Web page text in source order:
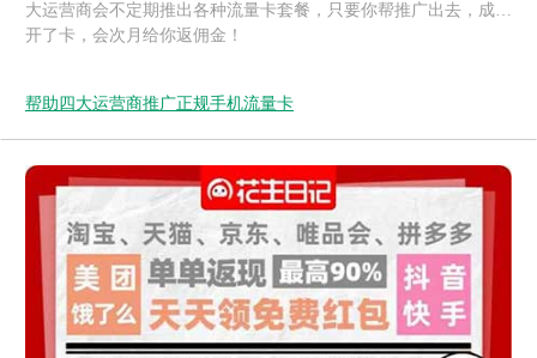
大运营商会不定期推出各种流量卡套餐，只要你帮推广出去，成功
开了卡，会次月给你返佣金！
帮助四大运营商推广正规手机流量卡